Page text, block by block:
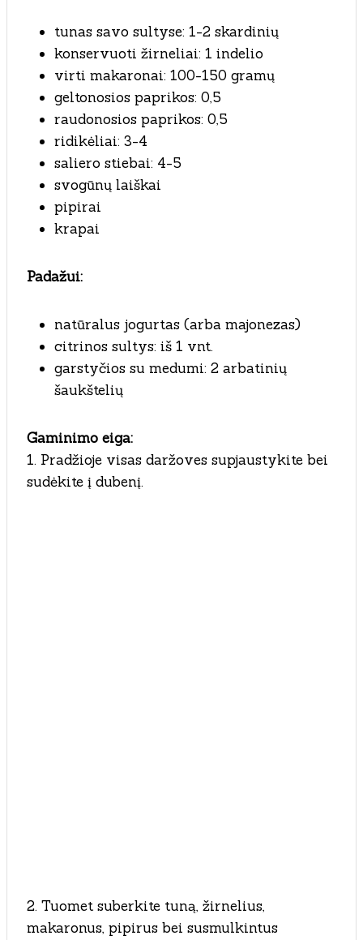
tunas savo sultyse: 1-2 skardinių
konservuoti žirneliai: 1 indelio
virti makaronai: 100-150 gramų
geltonosios paprikos: 0,5
raudonosios paprikos: 0,5
ridikėliai: 3-4
saliero stiebai: 4-5
svogūnų laiškai
pipirai
krapai
Padažui:
natūralus jogurtas (arba majonezas)
citrinos sultys: iš 1 vnt.
garstyčios su medumi: 2 arbatinių
šaukštelių
Gaminimo eiga:
1. Pradžioje visas daržoves supjaustykite bei
sudėkite į dubenį.
2. Tuomet suberkite tuną, žirnelius,
makaronus, pipirus bei susmulkintus